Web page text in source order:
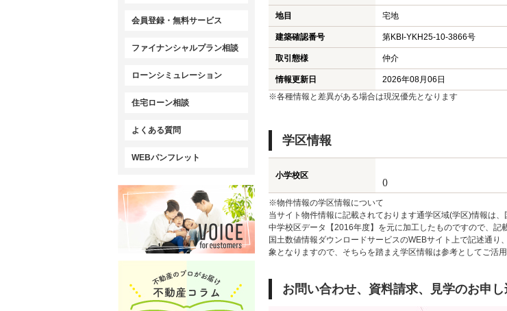
地目 宅地
建築確認番号 第KBI-YKH25-10-3866号
取引態様 仲介
情報更新日 2026年08月06日
※各種情報と差異がある場合は現況優先となります
学区情報
小学校区
()
※物件情報の学区情報について
当サイト物件情報に記載されております通学区域(学区)情報は
中学校区データ【2016年度】を元に加工したものですので、記
国土数値情報ダウンロードサービスのWEBサイト上で記述通
象となりますので、そちらを踏まえ学区情報は参考としてご活用
お問い合わせ、資料請求、見学のお申
会員登録・無料サービス
ファイナンシャルプラン相談
ローンシミュレーション
住宅ローン相談
よくある質問
WEBパンフレット